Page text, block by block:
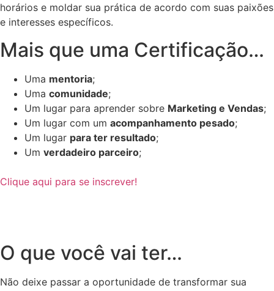
horários e moldar sua prática de acordo com suas paixões
e interesses específicos.
Mais que uma Certificação…
Uma mentoria;
Uma comunidade;
Um lugar para aprender sobre Marketing e Vendas;
Um lugar com um acompanhamento pesado;
Um lugar para ter resultado;
Um verdadeiro parceiro;
Clique aqui para se inscrever!
O que você vai ter…
Não deixe passar a oportunidade de transformar sua